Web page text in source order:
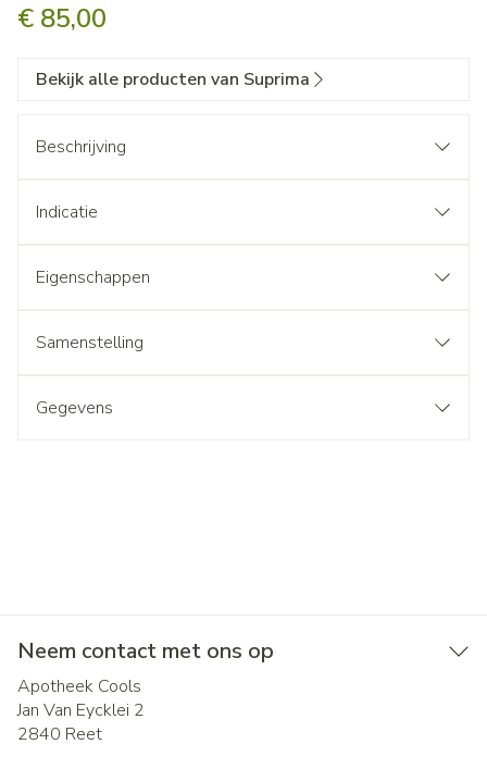
€ 85,00
Bekijk alle producten van Suprima
Beschrijving
Indicatie
Eigenschappen
Samenstelling
Gegevens
Neem contact met ons op
Apotheek Cools
Jan Van Eycklei 2
2840 Reet